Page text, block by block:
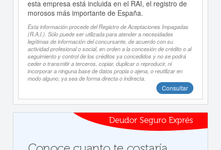
esta empresa está incluida en el RAI, el registro de
morosos más importante de España.
Esta información procede del Registro de Aceptaciones Impagadas
(R.A.I.). Sólo puede ser utilizada para atender a necesidades
legítimas de información del concursante, de acuerdo con su
actividad profesional o social, en orden a la concesión de crédito o al
seguimiento y control de los créditos ya concedidos y no se podrá
ceder o transmitir a terceros, copiar, duplicar o reproducir, ni
incorporar a ninguna base de datos propia o ajena, o reutilizar en
modo alguno, ya sea de forma directa o indirecta.
Consultar
Deudor Seguro Exprés